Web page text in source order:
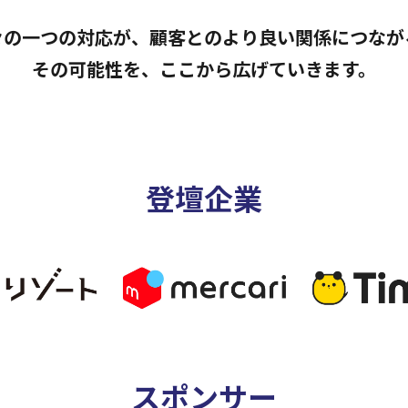
一つの対応が、 顧客とのより良い関係につな
その可能性を、ここから広げていきます。
登壇企業
スポンサー